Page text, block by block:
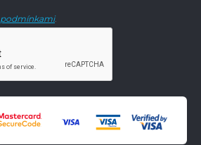
podmínkami.